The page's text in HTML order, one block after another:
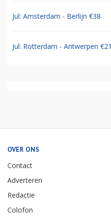
Jul: Amsterdam - Berlijn €38
Jul: Rotterdam - Antwerpen €21
OVER ONS
Contact
Adverteren
Redactie
Colofon